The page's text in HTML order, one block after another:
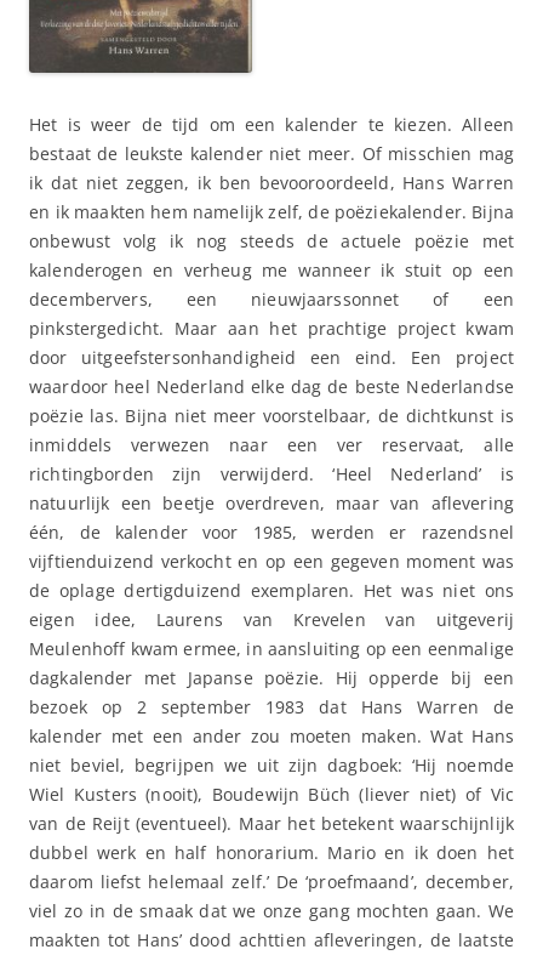
Het is weer de tijd om een kalender te kiezen. Alleen
bestaat de leukste kalender niet meer. Of misschien mag
ik dat niet zeggen, ik ben bevooroordeeld, Hans Warren
en ik maakten hem namelijk zelf, de poëziekalender. Bijna
onbewust volg ik nog steeds de actuele poëzie met
kalenderogen en verheug me wanneer ik stuit op een
decembervers, een nieuwjaarssonnet of een
pinkstergedicht. Maar aan het prachtige project kwam
door uitgeefstersonhandigheid een eind. Een project
waardoor heel Nederland elke dag de beste Nederlandse
poëzie las. Bijna niet meer voorstelbaar, de dichtkunst is
inmiddels verwezen naar een ver reservaat, alle
richtingborden zijn verwijderd. ‘Heel Nederland’ is
natuurlijk een beetje overdreven, maar van aflevering
één, de kalender voor 1985, werden er razendsnel
vijftienduizend verkocht en op een gegeven moment was
de oplage dertigduizend exemplaren. Het was niet ons
eigen idee, Laurens van Krevelen van uitgeverij
Meulenhoff kwam ermee, in aansluiting op een eenmalige
dagkalender met Japanse poëzie. Hij opperde bij een
bezoek op 2 september 1983 dat Hans Warren de
kalender met een ander zou moeten maken. Wat Hans
niet beviel, begrijpen we uit zijn dagboek: ‘Hij noemde
Wiel Kusters (nooit), Boudewijn Büch (liever niet) of Vic
van de Reijt (eventueel). Maar het betekent waarschijnlijk
dubbel werk en half honorarium. Mario en ik doen het
daarom liefst helemaal zelf.’ De ‘proefmaand’, december,
viel zo in de smaak dat we onze gang mochten gaan. We
maakten tot Hans’ dood achttien afleveringen, de laatste